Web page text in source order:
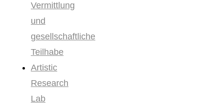
Vermittlung
und
gesellschaftliche
Teilhabe
Artistic
Research
Lab